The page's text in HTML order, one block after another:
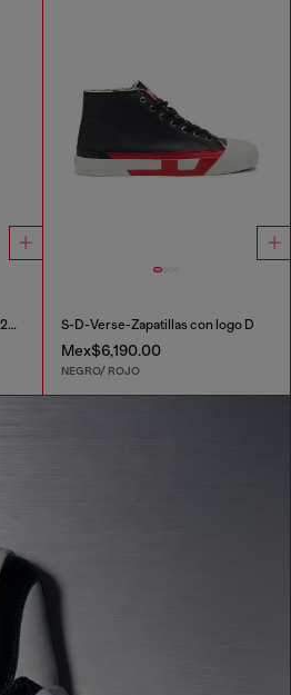
Vaqueros Bootcut Cintura Baja 2007 Zatiny S-D-Verse-Zapatillas con logo D
Mex$6,190.00
NEGRO/ ROJO